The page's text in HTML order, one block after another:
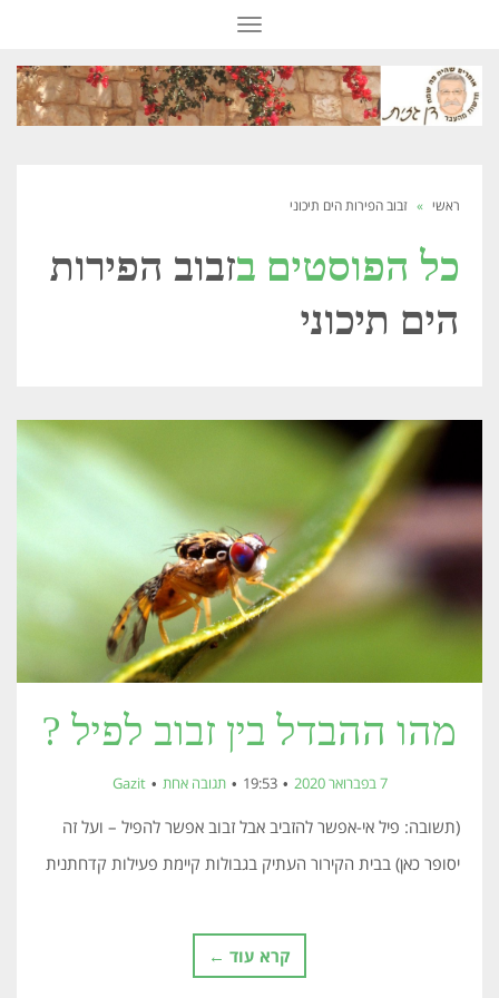
תפריט
ראשי » זבוב הפירות הים תיכוני
כל הפוסטים בזבוב הפירות
הים תיכוני
מהו ההבדל בין זבוב לפיל ?
7 בפברואר 2020 19:53 תגובה אחת Gazit
(תשובה: פיל אי-אפשר להזביב אבל זבוב אפשר להפיל – ועל זה
יסופר כאן) בבית הקירור העתיק בגבולות קיימת פעילות קדחתנית
קרא עוד ←